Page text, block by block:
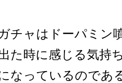
チャはドーパミン
た時に感じる気持
なっているのであ